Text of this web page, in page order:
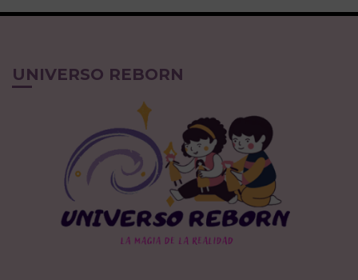
UNIVERSO REBORN